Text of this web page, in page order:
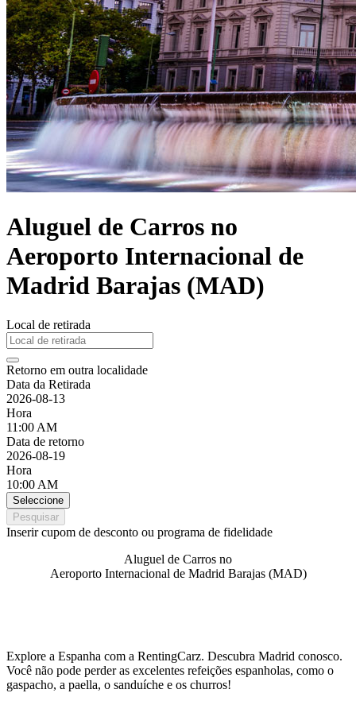
Aluguel de Carros no
Aeroporto Internacional de
Madrid Barajas (MAD)
Local de retirada
Retorno em outra localidade
Data da Retirada
2026-08-13
Hora
11:00 AM
Data de retorno
2026-08-19
Hora
10:00 AM
Seleccione
Pesquisar
Inserir cupom de desconto ou programa de fidelidade
Aluguel de Carros no
Aeroporto Internacional de Madrid Barajas (MAD)
Explore a Espanha com a RentingCarz. Descubra Madrid conosco.
Você não pode perder as excelentes refeições espanholas, como o
gaspacho, a paella, o sanduíche e os churros!